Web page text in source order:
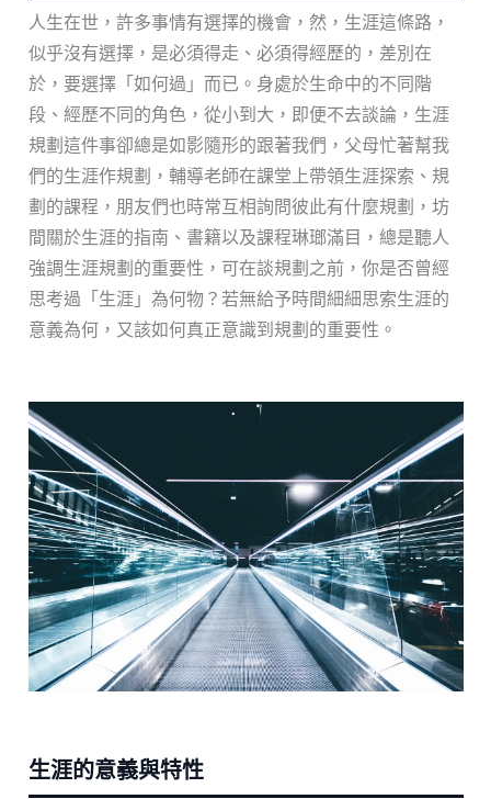
人生在世，許多事情有選擇的機會，然，生涯這條路，
似乎沒有選擇，是必須得走、必須得經歷的，差別在
於，要選擇「如何過」而已。身處於生命中的不同階
段、經歷不同的角色，從小到大，即便不去談論，生涯
規劃這件事卻總是如影隨形的跟著我們，父母忙著幫我
們的生涯作規劃，輔導老師在課堂上帶領生涯探索、規
劃的課程，朋友們也時常互相詢問彼此有什麼規劃，坊
間關於生涯的指南、書籍以及課程琳瑯滿目，總是聽人
強調生涯規劃的重要性，可在談規劃之前，你是否曾經
思考過「生涯」為何物？若無給予時間細細思索生涯的
意義為何，又該如何真正意識到規劃的重要性。
生涯的意義與特性